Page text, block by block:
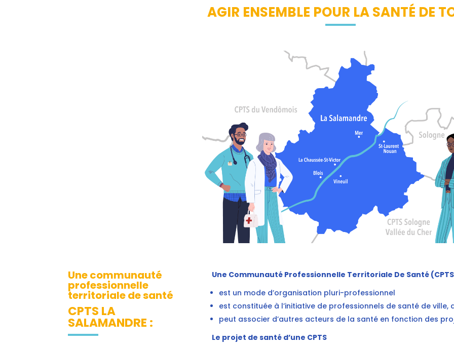
AGIR ENSEMBLE POUR LA SANTÉ DE
Une communauté
professionnelle
territoriale de santé
CPTS LA
SALAMANDRE :
Une Communauté Professionnelle Territoriale De Santé
est un mode d’organisation pluri-professionnel
est constituée à l’initiative de professionnels de santé de ville,
peut associer d’autres acteurs de la santé en fonction des
Le projet de santé d’une CPTS